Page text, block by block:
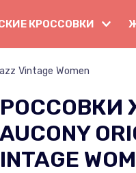
КРОССОВКИ
Vintage Women